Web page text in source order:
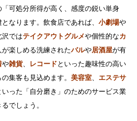
可処分所得が高く、感度の鋭い単身
なります。飲食店であれば、 小劇場や
沢ではテイクアウトグルメや個性的なカ
楽しめる洗練されたバルや居酒屋が有
や雑貨、 レコード といった趣味性の高い
集客も見込めます。 美容室、 エステサ
いった「自分磨き」のためのサービス業
でしょう。